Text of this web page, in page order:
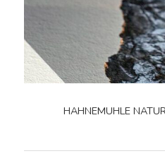
HAHNEMUHLE